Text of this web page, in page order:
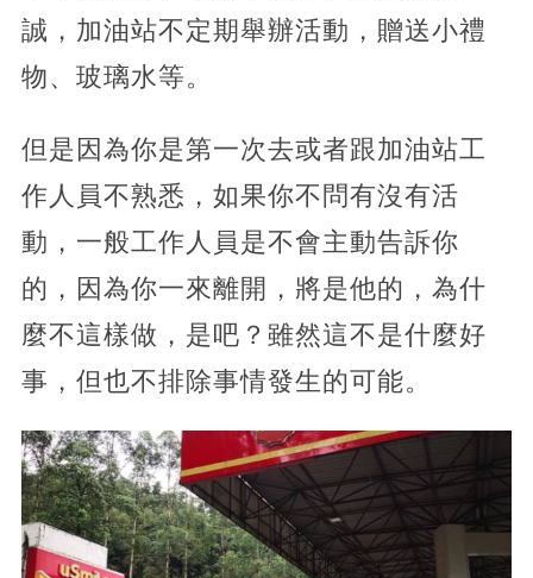
誠，加油站不定期舉辦活動，贈送小禮
物、玻璃水等。
但是因為你是第一次去或者跟加油站工
作人員不熟悉，如果你不問有沒有活
動，一般工作人員是不會主動告訴你
的，因為你一來離開，將是他的，為什
麼不這樣做，是吧？雖然這不是什麼好
事，但也不排除事情發生的可能。